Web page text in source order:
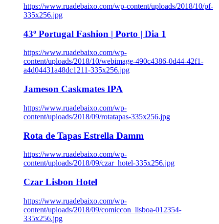
https://www.ruadebaixo.com/wp-content/uploads/2018/10/pf-
335x256.jpg
43º Portugal Fashion | Porto | Dia 1
https://www.ruadebaixo.com/wp-
content/uploads/2018/10/webimage-490c4386-0d44-42f1-
a4d04431a48dc1211-335x256.jpg
Jameson Caskmates IPA
https://www.ruadebaixo.com/wp-
content/uploads/2018/09/rotatapas-335x256.jpg
Rota de Tapas Estrella Damm
https://www.ruadebaixo.com/wp-
content/uploads/2018/09/czar_hotel-335x256.jpg
Czar Lisbon Hotel
https://www.ruadebaixo.com/wp-
content/uploads/2018/09/comiccon_lisboa-012354-
335x256.jpg